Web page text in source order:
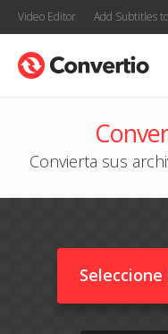
Video Editor Add Subtitles
Convierta sus